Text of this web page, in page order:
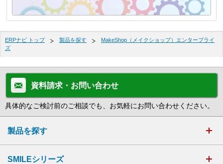
ERPナビ トップ 製品を探す
MakeShop（メイクショップ）エンタープライ
ズ
資料請求・お問い合わせ
具体的なご検討前のご相談でも、お気軽にお問い合わせください。
製品を探す
SMILEシリーズ